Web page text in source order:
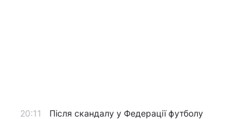
20:11
Після скандалу у Федерації футболу